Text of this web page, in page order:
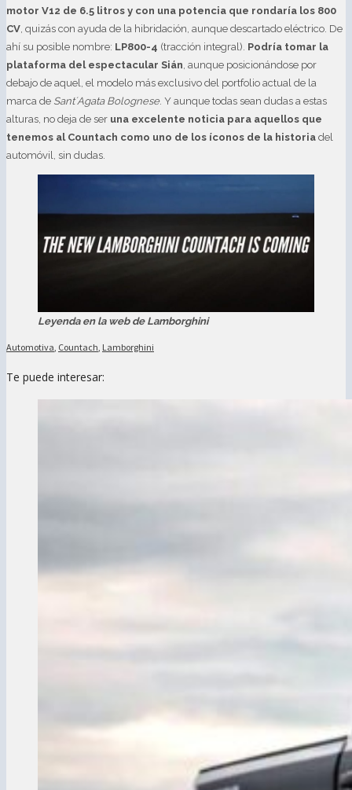
motor V12 de 6.5 litros y con una potencia que rondaría los 800
CV, quizás con ayuda de la hibridación, aunque descartado eléctrico. De
ahí su posible nombre: LP800-4 (tracción integral). Podría tomar la
plataforma del espectacular Sián, aunque posicionándose por
debajo de aquel, el modelo más exclusivo del portfolio actual de la
marca de Sant´Agata Bolognese. Y aunque todas sean dudas a estas
alturas, no deja de ser una excelente noticia para aquellos que
tenemos al Countach como uno de los íconos de la historia del
automóvil, sin dudas.
Leyenda en la web de Lamborghini
Automotiva, Countach, Lamborghini
Te puede interesar: